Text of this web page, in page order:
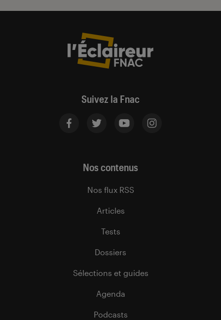
Suivez la Fnac
Nos contenus
Nos flux RSS
Articles
Tests
Dossiers
Sélections et guides
Agenda
Podcasts